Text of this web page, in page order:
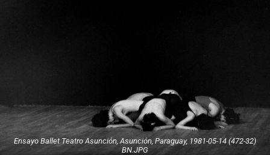
Ensayo Ballet Teatro Asunción, Asunción, Paraguay, 1981-05-14 (472-32)
BN.JPG